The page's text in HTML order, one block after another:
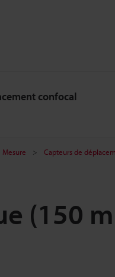
confocal
Mesure Capteurs de
(150